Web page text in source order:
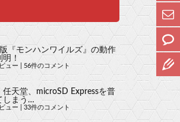
『モンハンワイルズ』の動作
！
ュー 56件のコメント
任天堂、microSD Expressを普
しまう…
ュー 33件のコメント